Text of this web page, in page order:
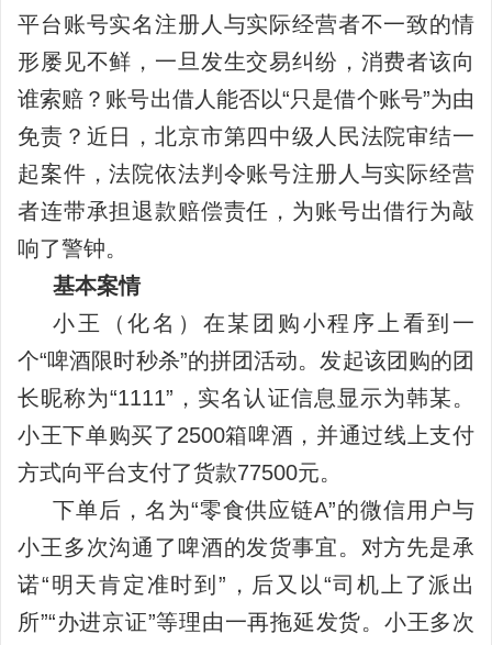
平台账号实名注册人与实际经营者不一致的情
形屡见不鲜，一旦发生交易纠纷，消费者该向
谁索赔？账号出借人能否以“只是借个账号”为由
免责？近日，北京市第四中级人民法院审结一
起案件，法院依法判令账号注册人与实际经营
者连带承担退款赔偿责任，为账号出借行为敲
响了警钟。
基本案情
小王（化名）在某团购小程序上看到一
个“啤酒限时秒杀”的拼团活动。发起该团购的团
长昵称为“1111”，实名认证信息显示为韩某。
小王下单购买了2500箱啤酒，并通过线上支付
方式向平台支付了货款77500元。
下单后，名为“零食供应链A”的微信用户与
小王多次沟通了啤酒的发货事宜。对方先是承
诺“明天肯定准时到”，后又以“司机上了派出
所”“办进京证”等理由一再拖延发货。小王多次